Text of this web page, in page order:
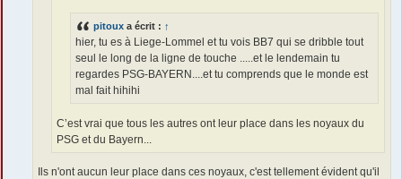
pitoux a écrit : ↑
hier, tu es à Liege-Lommel et tu vois BB7 qui se dribble tout
seul le long de la ligne de touche .....et le lendemain tu
regardes PSG-BAYERN....et tu comprends que le monde est
mal fait hihihi
C’est vrai que tous les autres ont leur place dans les noyaux du
PSG et du Bayern...
Ils n'ont aucun leur place dans ces noyaux, c'est tellement évident qu'il